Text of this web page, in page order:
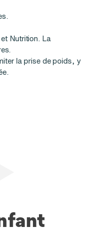
Nutrition. La
la prise de poids, y